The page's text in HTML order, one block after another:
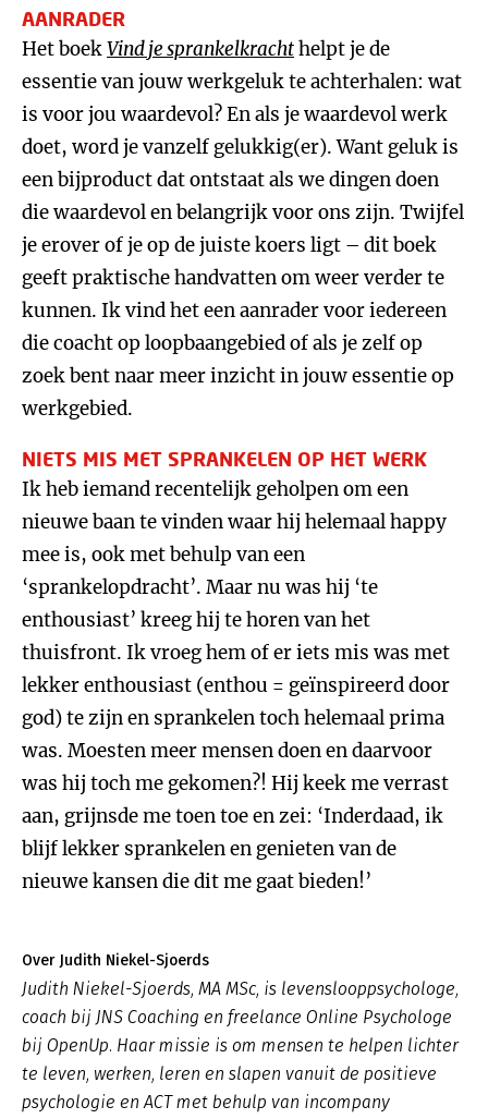
AANRADER
Het boekVind je sprankelkrachthelpt je de
essentie van jouw werkgeluk te achterhalen: wat
is voor jou waardevol? En als je waardevol werk
doet, word je vanzelf gelukkig(er). Want geluk is
een bijproduct dat ontstaat als we dingen doen
die waardevol en belangrijk voor ons zijn. Twijfel
je erover of je op de juiste koers ligt – dit boek
geeft praktische handvatten om weer verder te
kunnen. Ik vind het een aanrader voor iedereen
die coacht op loopbaangebied of als je zelf op
zoek bent naar meer inzicht in jouw essentie op
werkgebied.
NIETS MIS MET SPRANKELEN OP HET WERK
Ik heb iemand recentelijk geholpen om een
nieuwe baan te vinden waar hij helemaal happy
mee is, ook met behulp van een
‘sprankelopdracht’. Maar nu was hij ‘te
enthousiast’ kreeg hij te horen van het
thuisfront. Ik vroeg hem of er iets mis was met
lekker enthousiast (enthou = geïnspireerd door
god) te zijn en sprankelen toch helemaal prima
was. Moesten meer mensen doen en daarvoor
was hij toch me gekomen?! Hij keek me verrast
aan, grijnsde me toen toe en zei: ‘Inderdaad, ik
blijf lekker sprankelen en genieten van de
nieuwe kansen die dit me gaat bieden!’
Over Judith Niekel-Sjoerds
Judith Niekel-Sjoerds, MA MSc, is levenslooppsychologe,
coach bij JNS Coaching en freelance Online Psychologe
bij OpenUp. Haar missie is om mensen te helpen lichter
te leven, werken, leren en slapen vanuit de positieve
psychologie en ACT met behulp van incompany